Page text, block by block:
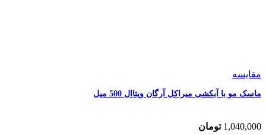
مقایسه
ماسک مو با آبکشی میراکل آرگان ویتااِل 500 میل
1,040,000 تومان